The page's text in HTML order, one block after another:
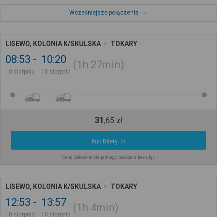
Wcześniejsze połączenia
LISEWO, KOLONIA K/SKULSKA TOKARY
08:53
10 sierpnia
10:20
10 sierpnia
1h 27min
31,65 zł
Kup Bilety
Cena całkowita dla jednego pasażera bez ulgi
LISEWO, KOLONIA K/SKULSKA TOKARY
12:53
10 sierpnia
13:57
10 sierpnia
1h 4min